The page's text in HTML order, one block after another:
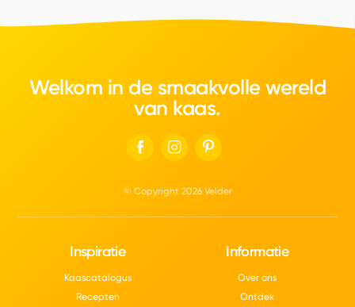
Welkom in de smaakvolle wereld
van kaas.
© Copyright 2026 Velder
Inspiratie
Kaascatalogus
Recepten
Informatie
Over ons
Ontdek